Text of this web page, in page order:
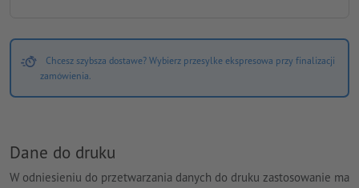
Chcesz szybsza dostawe? Wybierz przesylke ekspresowa przy finalizacji
zamówienia.
Dane do druku
W odniesieniu do przetwarzania danych do druku zastosowanie ma